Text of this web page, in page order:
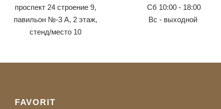
проспект 24 строение 9,
павильон №-3 А, 2 этаж,
стенд/место 10
Сб 10:00 - 18:00
Вс - выходной
FAVORIT